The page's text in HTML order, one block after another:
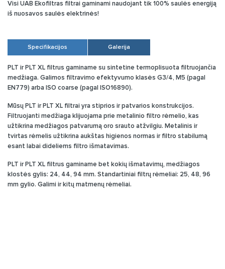
Visi UAB Ekofiltras filtrai gaminami naudojant tik 100% saulės energiją
iš nuosavos saulės elektrinės!
Specifikacijos Galerija
PLT ir PLT XL filtrus gaminame su sintetine termoplisuota filtruojančia
medžiaga. Galimos filtravimo efektyvumo klasės G3/4, M5 (pagal
EN779) arba ISO coarse (pagal ISO16890).
Mūsų PLT ir PLT XL filtrai yra stiprios ir patvarios konstrukcijos.
Filtruojanti medžiaga klijuojama prie metalinio filtro rėmelio, kas
užtikrina medžiagos patvarumą oro srauto atžvilgiu. Metalinis ir
tvirtas rėmelis užtikrina aukštas higienos normas ir filtro stabilumą
esant labai dideliems filtro išmatavimas.
PLT ir PLT XL filtrus gaminame bet kokių išmatavimų, medžiagos
klostės gylis: 24, 44, 94 mm. Standartiniai filtrų rėmeliai: 25, 48, 96
mm gylio. Galimi ir kitų matmenų rėmeliai.